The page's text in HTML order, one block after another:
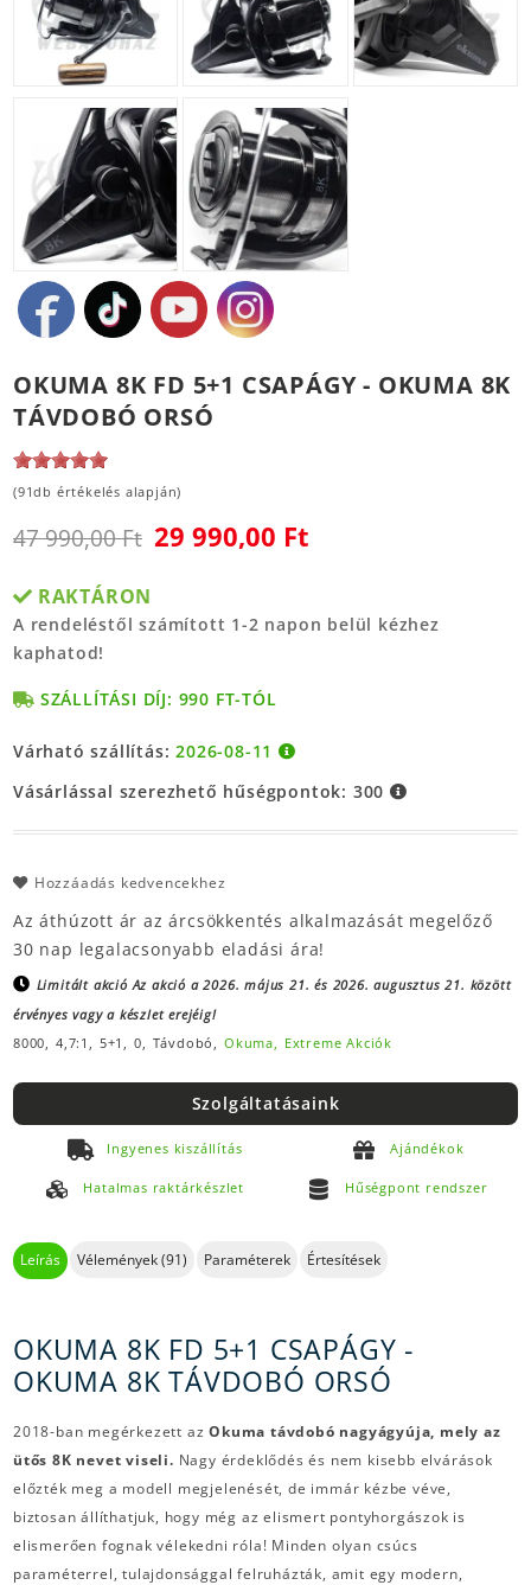
OKUMA 8K FD 5+1 CSAPÁGY - OKUMA 8K
TÁVDOBÓ ORSÓ
(91db értékelés alapján)
47 990,00 Ft 29 990,00 Ft
RAKTÁRON
A rendeléstől számított 1-2 napon belül kézhez
kaphatod!
SZÁLLÍTÁSI DÍJ: 990 FT-TÓL
Várható szállítás:2026-08-11
Vásárlással szerezhető hűségpontok: 300
Hozzáadás kedvencekhez
Az áthúzott ár az árcsökkentés alkalmazását megelőző
30 nap legalacsonyabb eladási ára!
Limitált akcióAz akció a 2026. május 21. és 2026. augusztus 21. között
érvényes vagy a készlet erejéig!
8000, 4,7:1, 5+1, 0, Távdobó, Okuma, Extreme Akciók
Szolgáltatásaink
Ingyenes kiszállítás Ajándékok
Hatalmas raktárkészlet Hűségpont rendszer
Leírás Vélemények (91) Paraméterek Értesítések
OKUMA 8K FD 5+1 CSAPÁGY -
OKUMA 8K TÁVDOBÓ ORSÓ
2018-ban megérkezett azOkuma távdobó nagyágyúja, mely az
ütős 8K nevet viseli. Nagy érdeklődés és nem kisebb elvárások
előzték meg a modell megjelenését, de immár kézbe véve,
biztosan állíthatjuk, hogy még az elismert pontyhorgászok is
elismerően fognak vélekedni róla! Minden olyan csúcs
paraméterrel, tulajdonsággal felruházták, amit egy modern,